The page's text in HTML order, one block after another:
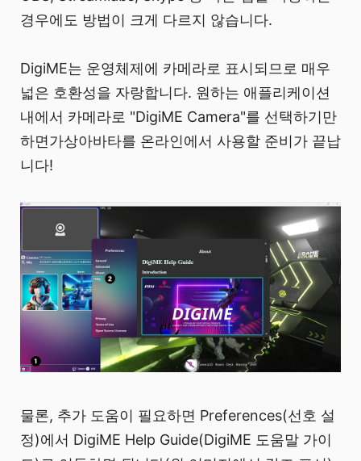
경우에도 방법이 크게 다르지 않습니다.
DigiME는 운영체제에 카메라로 표시되므로 매우
넓은 호환성을 자랑합니다. 원하는 애플리케이션
내에서 카메라로 "DigiME Camera"를 선택하기만
하면가상아바타를 온라인에서 사용할 준비가 끝납
니다!
물론, 추가 도움이 필요하면 Preferences(선호 설
정)에서 DigiME Help Guide(DigiME 도움말 가이